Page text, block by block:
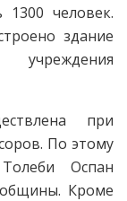
1300 человек.
здание
учреждения
при
По этому
Оспан
Кроме